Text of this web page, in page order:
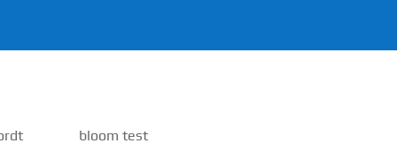
bloom test